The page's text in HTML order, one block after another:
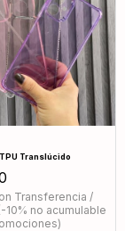
Translúcido
Transferencia /
10% no acumulable